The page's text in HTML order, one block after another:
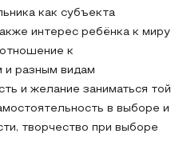
как субъекта
интерес ребёнка к миру
к
и разным видам
и желание заниматься той
в выборе и
творчество при выборе